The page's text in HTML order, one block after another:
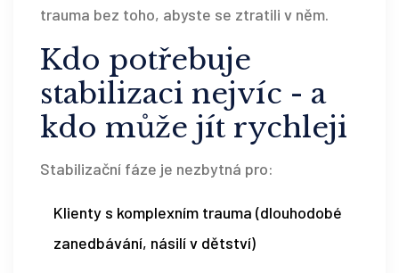
trauma bez toho, abyste se ztratili v něm.
Kdo potřebuje
stabilizaci nejvíc - a
kdo může jít rychleji
Stabilizační fáze je nezbytná pro:
Klienty s komplexním trauma (dlouhodobé
zanedbávání, násilí v dětství)